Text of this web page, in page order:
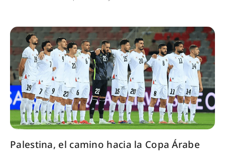
Palestina, el camino hacia la Copa Árabe